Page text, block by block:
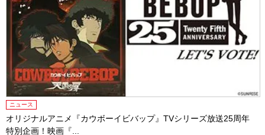
ニュース
オリジナルアニメ『カウボーイビバップ』TVシリーズ放送25周年
特別企画！映画『...